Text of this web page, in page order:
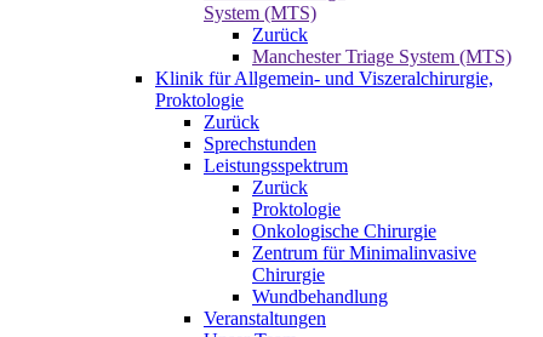
System (MTS)
Zurück
Manchester Triage System (MTS)
Klinik für Allgemein- und Viszeralchirurgie,
Proktologie
Zurück
Sprechstunden
Leistungsspektrum
Zurück
Proktologie
Onkologische Chirurgie
Zentrum für Minimalinvasive
Chirurgie
Wundbehandlung
Veranstaltungen